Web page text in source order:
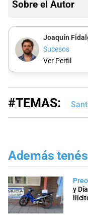
Sobre el Autor
Joaquín
Sucesos
Ver Perfil
#TEMAS:
Además
y